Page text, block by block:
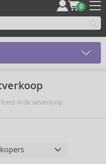
0
in de uitverkoop